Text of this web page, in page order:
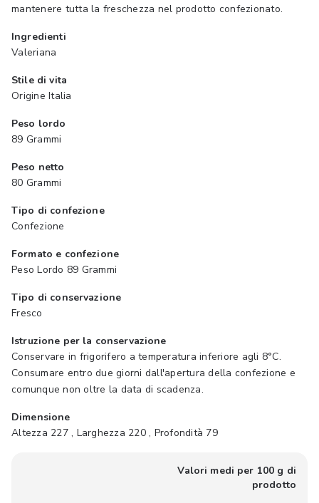
mantenere tutta la freschezza nel prodotto confezionato.
Ingredienti
Valeriana
Stile di vita
Origine Italia
Peso lordo
89 Grammi
Peso netto
80 Grammi
Tipo di confezione
Confezione
Formato e confezione
Peso Lordo 89 Grammi
Tipo di conservazione
Fresco
Istruzione per la conservazione
Conservare in frigorifero a temperatura inferiore agli 8°C.
Consumare entro due giorni dall'apertura della confezione e
comunque non oltre la data di scadenza.
Dimensione
Altezza 227 , Larghezza 220 , Profondità 79
Valori medi per 100 g di
prodotto